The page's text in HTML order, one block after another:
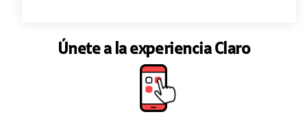
Únete a la experiencia Claro